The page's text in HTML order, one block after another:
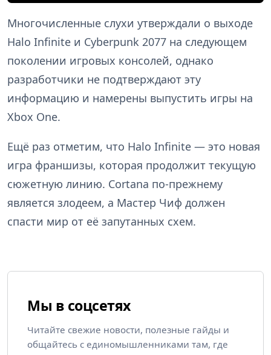
Многочисленные слухи утверждали о выходе
Halo Infinite и Cyberpunk 2077 на следующем
поколении игровых консолей, однако
разработчики не подтверждают эту
информацию и намерены выпустить игры на
Xbox One.
Ещё раз отметим, что Halo Infinite — это новая
игра франшизы, которая продолжит текущую
сюжетную линию. Cortana по-прежнему
является злодеем, а Мастер Чиф должен
спасти мир от её запутанных схем.
Мы в соцсетях
Читайте свежие новости, полезные гайды и
общайтесь с единомышленниками там, где